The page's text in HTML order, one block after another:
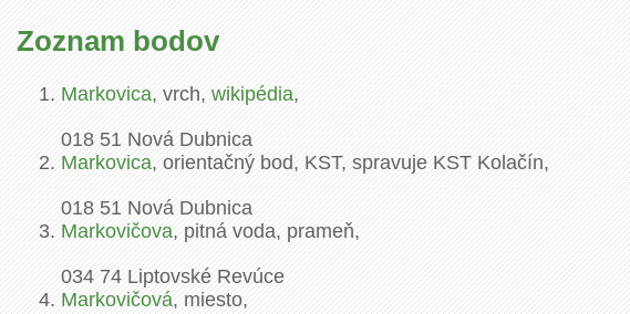
Zoznam bodov
Markovica, vrch,wikipédia,
018 51 Nová Dubnica
Markovica, orientačný bod, KST, spravuje KST Kolačín,
018 51 Nová Dubnica
Markovičova, pitná voda, prameň,
034 74 Liptovské Revúce
Markovičová, miesto,